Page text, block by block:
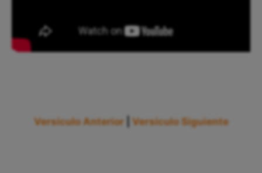
Versículo Anterior Versículo Siguiente